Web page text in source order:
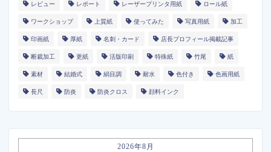
レビュー レポート レーザープリンタ用紙 ロール紙
ワークショップ 上質紙 使ってみた 写真用紙 加工
印画紙 厚紙 名刺・カード 店長プロフィール掲載記事
断裁加工 更紙 活版印刷 特殊紙 竹尾 紙
素材 結婚式 絹目調 耐水 色付き 色画用紙
長尺 防炎 防炎クロス 顔料インク
2026年8月